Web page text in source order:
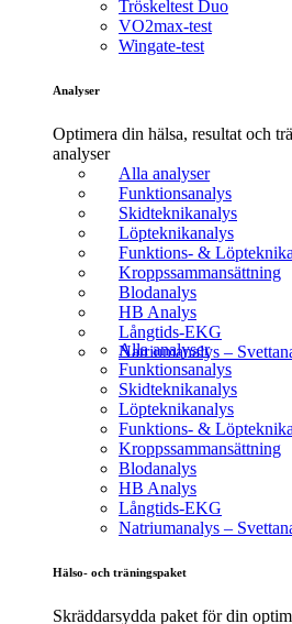
Tröskeltest Duo
VO2max-test
Wingate-test
Analyser
Optimera din hälsa, resultat och
analyser
Alla analyser
Funktionsanalys
Skidteknikanalys
Löpteknikanalys
Funktions- &
Kroppssammansättning
Blodanalys
HB Analys
Långtids-EKG
Natriumanalys –
Alla analyser
Funktionsanalys
Skidteknikanalys
Löpteknikanalys
Funktions- &
Kroppssammansättning
Blodanalys
HB Analys
Långtids-EKG
Natriumanalys –
Hälso- och träningspaket
Skräddarsydda paket för din